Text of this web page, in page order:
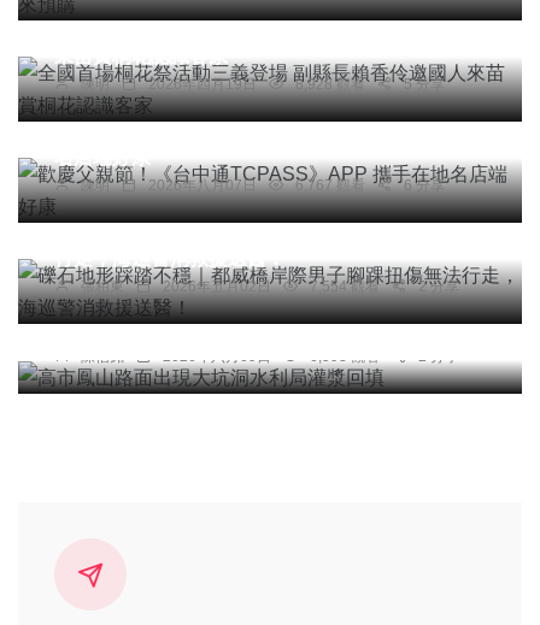
全國首場桐花祭活動三義登場 副縣長賴香伶邀國人
陳明 2026年四月19日 8,928 觀看 5 分享
綜合新聞
歡慶父親節！《台中通TCPASS》APP 攜手在地
陳明 2026年八月07日 6,767 觀看 6 分享
社會
礫石地形踩踏不穩｜都威橋岸際男子腳踝扭傷無法
張柏東 2026年五月02日 7,554 觀看 2 分享
綜合新聞
高市鳳山路面出現大坑洞水利局灌漿回填
陳信銘 2026年六月09日 6,593 觀看 2 分享